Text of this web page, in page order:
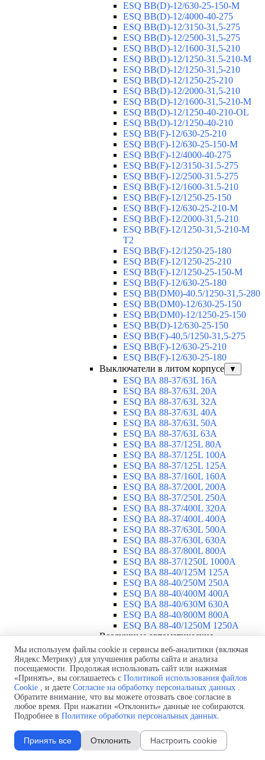
ESQ ВВ(D)-12/630-25-150-М
ESQ ВВ(D)-12/4000-40-275
ESQ ВВ(D)-12/3150-31,5-275
ESQ ВВ(D)-12/2500-31,5-275
ESQ ВВ(D)-12/1600-31,5-210
ESQ ВВ(D)-12/1250-31.5-210-М
ESQ ВВ(D)-12/1250-31,5-210
ESQ ВВ(D)-12/1250-25-210
ESQ BB(D)-12/2000-31,5-210
ESQ BB(D)-12/1600-31,5-210-М
ESQ BB(D)-12/1250-40-210-OL
ESQ BB(D)-12/1250-40-210
ESQ ВВ(F)-12/630-25-210
ESQ ВВ(F)-12/630-25-150-М
ESQ ВВ(F)-12/4000-40-275
ESQ ВВ(F)-12/3150-31.5-275
ESQ ВВ(F)-12/2500-31.5-275
ESQ ВВ(F)-12/1600-31.5-210
ESQ ВВ(F)-12/1250-25-150
ESQ BB(F)-12/630-25-210-М
ESQ BB(F)-12/2000-31,5-210
ESQ BB(F)-12/1250-31,5-210-М
T2
ESQ BB(F)-12/1250-25-180
ESQ ВВ(F)-12/1250-25-210
ESQ ВВ(F)-12/1250-25-150-М
ESQ BB(F)-12/630-25-180
ESQ ВВ(DM0)-40.5/1250-31,5-280
ESQ ВВ(DM0)-12/630-25-150
ESQ ВВ(DM0)-12/1250-25-150
ESQ BB(D)-12/630-25-150
ESQ ВВ(F)-40,5/1250-31,5-275
ESQ ВВ(F)-12/630-25-210
ESQ ВВ(F)-12/630-25-180
Выключатели в литом корпусе
▼
ESQ ВА 88-37/63L 16A
ESQ ВА 88-37/63L 20A
ESQ ВА 88-37/63L 32A
ESQ ВА 88-37/63L 40A
ESQ ВА 88-37/63L 50A
ESQ ВА 88-37/63L 63A
ESQ ВА 88-37/125L 80A
ESQ ВА 88-37/125L 100A
ESQ ВА 88-37/125L 125A
ESQ ВА 88-37/160L 160A
ESQ ВА 88-37/200L 200A
ESQ ВА 88-37/250L 250A
ESQ ВА 88-37/400L 320A
ESQ ВА 88-37/400L 400A
ESQ ВА 88-37/630L 500A
ESQ ВА 88-37/630L 630A
ESQ ВА 88-37/800L 800A
ESQ ВА 88-37/1250L 1000A
ESQ BA 88-40/125M 125A
ESQ BA 88-40/250M 250A
ESQ BA 88-40/400M 400A
ESQ BA 88-40/630М 630A
ESQ BA 88-40/800M 800A
ESQ BA 88-40/1250М 1250A
Воздушные автоматические
выключатели
▼
ESQ ВА99-40B 3F M2C2S2 M
2500A
ESQ ВА99-40A 3F M2C2S2 М
800A
ESQ ВА99-40A 3F M2C2S2 М
630A
ESQ ВА99-40A 3F M2C2S2 М
2000A
ESQ ВА99-40A 3F M2C2S2 М
Мы используем файлы cookie и сервисы веб-аналитики (включая
Яндекс.Метрику) для улучшения работы сайта и анализа
посещаемости. Продолжая использовать сайт или нажимая
«Принять», вы соглашаетесь с Политикой использования файлов
Cookie , и даете Согласие на обработку персональных данных .
Обратите внимание, что вы можете отозвать свое согласие в
любое время. При нажатии «Отклонить» данные не собираются.
Подробнее в Политике обработки персональных данных.
Принять все Отклонить Настроить cookie